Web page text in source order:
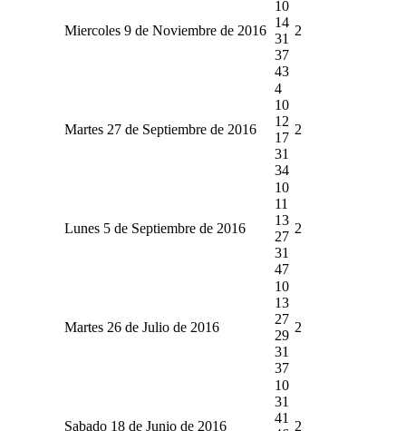
Miercoles 9 de Noviembre de 2016
10
14
31
37
43
2
Martes 27 de Septiembre de 2016
4
10
12
17
31
34
2
Lunes 5 de Septiembre de 2016
10
11
13
27
31
47
2
Martes 26 de Julio de 2016
10
13
27
29
31
37
2
Sabado 18 de Junio de 2016
10
31
41
2